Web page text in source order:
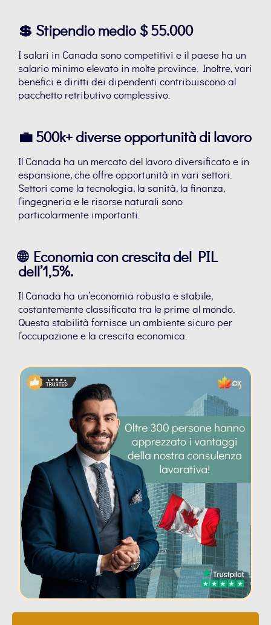
💲 Stipendio medio $ 55.000
I salari in Canada sono competitivi e il paese ha un
salario minimo elevato in molte province. Inoltre, vari
benefici e diritti dei dipendenti contribuiscono al
pacchetto retributivo complessivo.
💼 500k+ diverse opportunità di lavoro
Il Canada ha un mercato del lavoro diversificato e in
espansione, che offre opportunità in vari settori.
Settori come la tecnologia, la sanità, la finanza,
l’ingegneria e le risorse naturali sono
particolarmente importanti.
🌐 Economia con crescita del PIL
dell’1,5%.
Il Canada ha un’economia robusta e stabile,
costantemente classificata tra le prime al mondo.
Questa stabilità fornisce un ambiente sicuro per
l’occupazione e la crescita economica.